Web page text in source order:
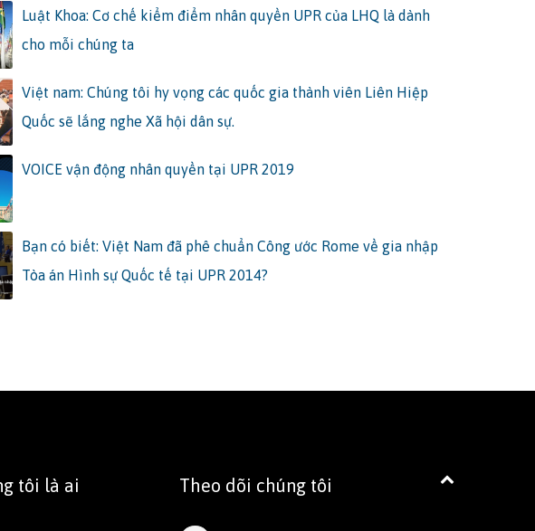
Luật Khoa: Cơ chế kiểm điểm nhân quyền UPR của LHQ là dành
cho mỗi chúng ta
Việt nam: Chúng tôi hy vọng các quốc gia thành viên Liên Hiệp
Quốc sẽ lắng nghe Xã hội dân sự.
VOICE vận động nhân quyền tại UPR 2019
Bạn có biết: Việt Nam đã phê chuẩn Công ước Rome về gia nhập
Tòa án Hình sự Quốc tế tại UPR 2014?
tôi là ai Theo dõi chúng tôi